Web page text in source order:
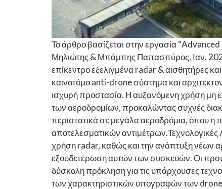
Το άρθρο βασίζεται στην εργασία
Μηλιώτης & Μπάμπης Παπασπύρος, Ιαν.
επίκεντρο εξελιγμένα radar & αισθητήρες
καινοτόμο anti-drone σύστημα και
ισχυρή προστασία. Η αυξανόμενη χρήση
των αεροδρομίων, προκαλώντας συχνές
περιστατικά σε μεγάλα αεροδρόμια, όπου
αποτελεσματικών
χρήση radar, καθώς και την ανάπτυξη νέων
εξουδετέρωση αυτών των συσκευών. Οι
δύσκολη πρόκληση για τις υπάρχουσες
των χαρακτηριστικών υπογραφών των